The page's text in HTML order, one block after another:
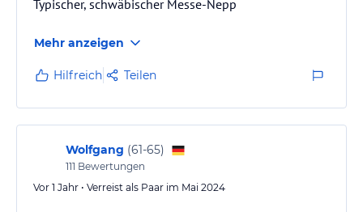
Typischer, schwäbischer Messe-Nepp
Mehr anzeigen
Hilfreich Teilen
Wolfgang (61-65)
111 Bewertungen
Vor 1 Jahr • Verreist als Paar im Mai 2024